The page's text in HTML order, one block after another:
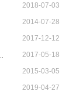
2018-07-03
2014-07-28
2017-12-12
2017-05-18
2015-03-05
2019-04-27